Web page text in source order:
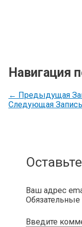
Навигация
← Предыдущая
Следующая Запись
Ваш адрес
Введите